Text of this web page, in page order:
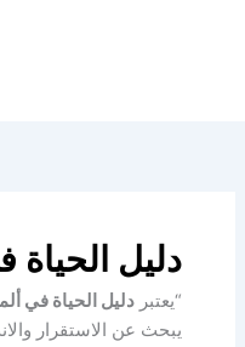
دليل الحياة
“يعتبر دليل الحياة في
يبحث عن الاستقرار